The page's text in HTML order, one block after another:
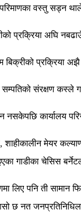
परिमाणका वस्तु सड्न
अघि
बिक्रीको
संरक्षण कस्ले
नसकेपछि कार्यालय
शाहीकालीन मेयर
गाडीका चेसिस
लिए पनि ती
छ नत